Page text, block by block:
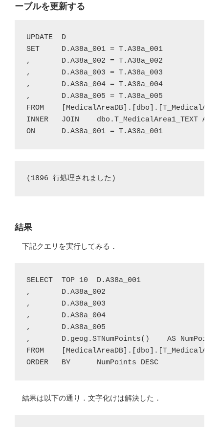
ーブルを更新する
UPDATE	D
SET	D.A38a_001 = T.A38a_001
,	D.A38a_002 = T.A38a_002
,	D.A38a_003 = T.A38a_003
,	D.A38a_004 = T.A38a_004
,	D.A38a_005 = T.A38a_005
FROM	[MedicalAreaDB].[dbo].[T_MedicalArea1_Dissolved]	AS D
INNER	JOIN	dbo.T_MedicalArea1_TEXT	AS T
ON	D.A38a_001 = T.A38a_001
(1896 行処理されました)
結果
下記クエリを実行してみる．
SELECT	TOP 10	D.A38a_001
,	D.A38a_002
,	D.A38a_003
,	D.A38a_004
,	D.A38a_005
,	D.geog.STNumPoints()	AS NumPoints
FROM	[MedicalAreaDB].[dbo].[T_MedicalArea1_Dissolved]	AS D
ORDER	BY	NumPoints DESC
結果は以下の通り．文字化けは解決した．